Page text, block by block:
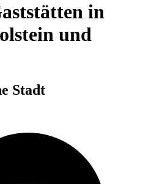
in
und
Stadt